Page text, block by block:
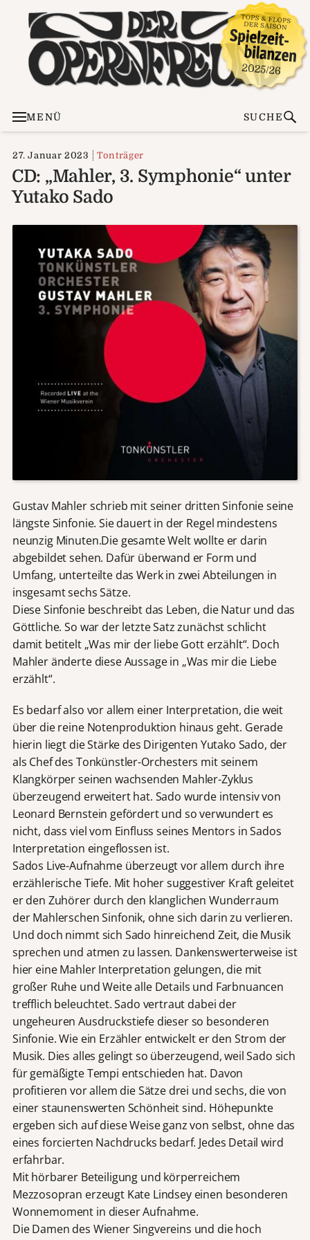
MENÜ SUCHE
27. Januar 2023 Tonträger
CD: „Mahler, 3. Symphonie“ unter
Yutako Sado
Gustav Mahler schrieb mit seiner dritten Sinfonie seine
längste Sinfonie. Sie dauert in der Regel mindestens
neunzig Minuten.Die gesamte Welt wollte er darin
abgebildet sehen. Dafür überwand er Form und
Umfang, unterteilte das Werk in zwei Abteilungen in
insgesamt sechs Sätze.
Diese Sinfonie beschreibt das Leben, die Natur und das
Göttliche. So war der letzte Satz zunächst schlicht
damit betitelt „Was mir der liebe Gott erzählt“. Doch
Mahler änderte diese Aussage in „Was mir die Liebe
erzählt“.
Es bedarf also vor allem einer Interpretation, die weit
über die reine Notenproduktion hinaus geht. Gerade
hierin liegt die Stärke des Dirigenten Yutako Sado, der
als Chef des Tonkünstler-Orchesters mit seinem
Klangkörper seinen wachsenden Mahler-Zyklus
überzeugend erweitert hat. Sado wurde intensiv von
Leonard Bernstein gefördert und so verwundert es
nicht, dass viel vom Einfluss seines Mentors in Sados
Interpretation eingeflossen ist.
Sados Live-Aufnahme überzeugt vor allem durch ihre
erzählerische Tiefe. Mit hoher suggestiver Kraft geleitet
er den Zuhörer durch den klanglichen Wunderraum
der Mahlerschen Sinfonik, ohne sich darin zu verlieren.
Und doch nimmt sich Sado hinreichend Zeit, die Musik
sprechen und atmen zu lassen. Dankenswerterweise ist
hier eine Mahler Interpretation gelungen, die mit
großer Ruhe und Weite alle Details und Farbnuancen
trefflich beleuchtet. Sado vertraut dabei der
ungeheuren Ausdruckstiefe dieser so besonderen
Sinfonie. Wie ein Erzähler entwickelt er den Strom der
Musik. Dies alles gelingt so überzeugend, weil Sado sich
für gemäßigte Tempi entschieden hat. Davon
profitieren vor allem die Sätze drei und sechs, die von
einer staunenswerten Schönheit sind. Höhepunkte
ergeben sich auf diese Weise ganz von selbst, ohne das
eines forcierten Nachdrucks bedarf. Jedes Detail wird
erfahrbar.
Mit hörbarer Beteiligung und körperreichem
Mezzosopran erzeugt Kate Lindsey einen besonderen
Wonnemoment in dieser Aufnahme.
Die Damen des Wiener Singvereins und die hoch